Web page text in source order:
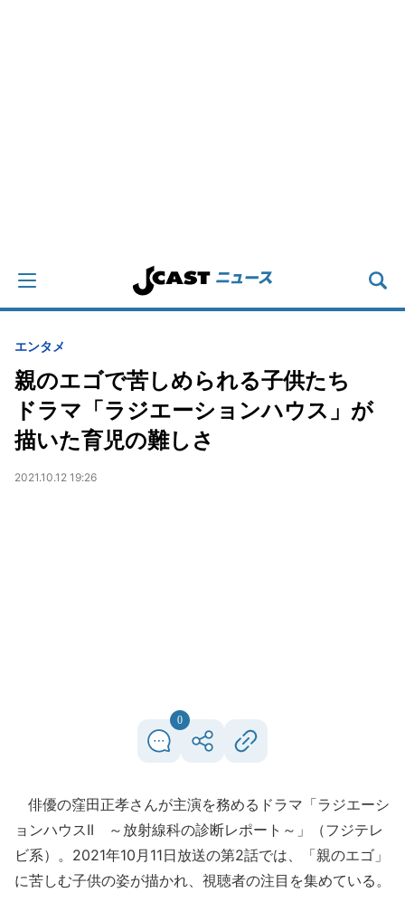
エンタメ
親のエゴで苦しめられる子供たち
ドラマ「ラジエーションハウス」が
描いた育児の難しさ
2021.10.12 19:26
0
俳優の窪田正孝さんが主演を務めるドラマ「ラジエーシ
ョンハウスII ～放射線科の診断レポート～」（フジテレ
ビ系）。2021年10月11日放送の第2話では、「親のエゴ」
に苦しむ子供の姿が描かれ、視聴者の注目を集めている。